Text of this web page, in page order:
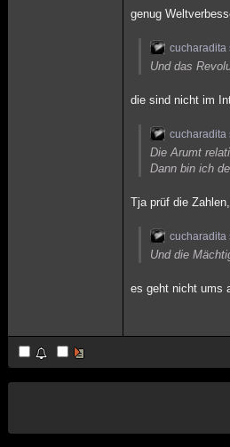
genug
cucharadita
Und das
die sind nicht im
cucharadita
Die Arumt
Dann bin ich
Tja prüf die
cucharadita
Und die
es geht nicht ums